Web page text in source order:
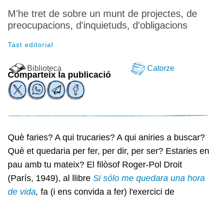
M'he tret de sobre un munt de projectes, de
preocupacions, d'inquietuds, d'obligacions
Tast editorial
Biblioteca Catorze
Comparteix la publicació
Què faries? A qui trucaries? A qui aniries a buscar?
Què et quedaria per fer, per dir, per ser? Estaries en
pau amb tu mateix? El filòsof Roger-Pol Droit
(París, 1949), al llibre Si sólo me quedara una hora
de vida, fa (i ens convida a fer) l'exercici de